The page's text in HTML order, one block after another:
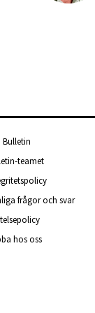
Bulletin
teamet
frågor och svar
hos oss